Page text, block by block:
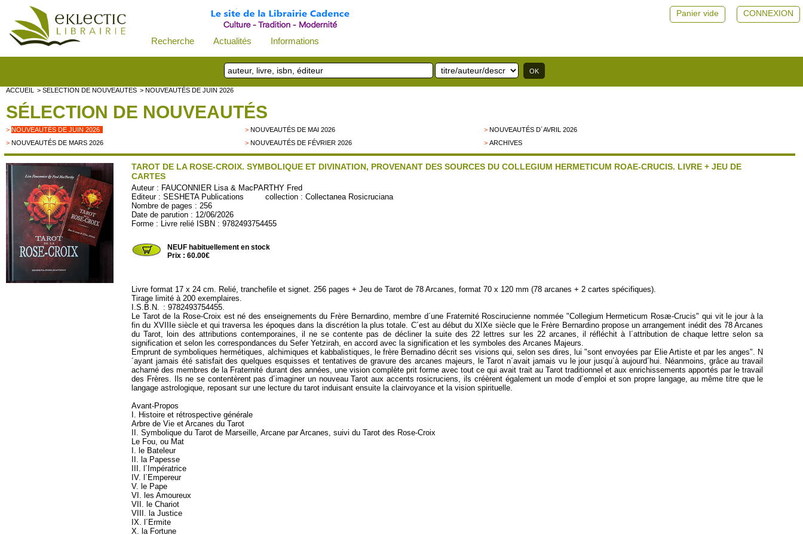
Recherche Actualités Informations
CONNEXION
Panier vide
ACCUEIL > SELECTION DE NOUVEAUTES > NOUVEAUTÉS DE JUIN 2026
SÉLECTION DE NOUVEAUTÉS
> NOUVEAUTÉS DE JUIN 2026 >NOUVEAUTÉS DE MAI 2026 >NOUVEAUTÉS D´AVRIL 2026
> NOUVEAUTÉS DE MARS 2026 >NOUVEAUTÉS DE FÉVRIER 2026 >ARCHIVES
TAROT DE LA ROSE-CROIX. SYMBOLIQUE ET DIVINATION, PROVENANT DES SOURCES DU COLLEGIUM HERMETICUM ROAE-CRUCIS. LIVRE + JEU DE
CARTES
Auteur : FAUCONNIER Lisa & MacPARTHY Fred
Editeur :SESHETA Publications collection :Collectanea Rosicruciana
Nombre de pages : 256
Date de parution : 12/06/2026
Forme : Livre relié ISBN : 9782493754455
NEUF habituellement en stock
Prix : 60.00€
Livre format 17 x 24 cm. Relié, tranchefile et signet. 256 pages + Jeu de Tarot de 78 Arcanes, format 70 x 120 mm (78 arcanes + 2 cartes spécifiques).
Tirage limité à 200 exemplaires.
I.S.B.N. : 9782493754455.
Le Tarot de la Rose-Croix est né des enseignements du Frère Bernardino, membre d´une Fraternité Roscirucienne nommée "Collegium Hermeticum Rosæ-Crucis" qui vit le jour à la
fin du XVIIIe siècle et qui traversa les époques dans la discrétion la plus totale. C´est au début du XIXe siècle que le Frère Bernardino propose un arrangement inédit des 78 Arcanes
du Tarot, loin des attributions contemporaines, il ne se contente pas de décliner la suite des 22 lettres sur les 22 arcanes, il réfléchit à l´attribution de chaque lettre selon sa
signification et selon les correspondances du Sefer Yetzirah, en accord avec la signification et les symboles des Arcanes Majeurs.
Emprunt de symboliques hermétiques, alchimiques et kabbalistiques, le frère Bernadino décrit ses visions qui, selon ses dires, lui "sont envoyées par Elie Artiste et par les anges". N
´ayant jamais été satisfait des quelques esquisses et tentatives de gravure des arcanes majeurs, le Tarot n´avait jamais vu le jour jusqu´à aujourd´hui. Néanmoins, grâce au travail
acharné des membres de la Fraternité durant des années, une vision complète prit forme avec tout ce qui avait trait au Tarot traditionnel et aux enrichissements apportés par le travail
des Frères. Ils ne se contentèrent pas d´imaginer un nouveau Tarot aux accents rosicruciens, ils créèrent également un mode d´emploi et son propre langage, au même titre que le
langage astrologique, reposant sur une lecture du tarot induisant ensuite la clairvoyance et la vision spirituelle.
Avant-Propos
I. Histoire et rétrospective générale
Arbre de Vie et Arcanes du Tarot
II. Symbolique du Tarot de Marseille, Arcane par Arcanes, suivi du Tarot des Rose-Croix
Le Fou, ou Mat
I. le Bateleur
II. la Papesse
III. l´Impératrice
IV. l´Empereur
V. le Pape
VI. les Amoureux
VII. le Chariot
VIII. la Justice
IX. l´Ermite
X. la Fortune